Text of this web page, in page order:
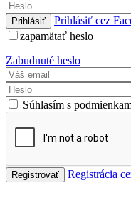
Prihlásiť cez
zapamätať heslo
Zabudnuté heslo
Súhlasím s
Registrácia